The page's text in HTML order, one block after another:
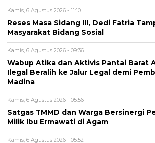
Kamis, 6 Agustus 2026 - 11:10
Reses Masa Sidang III, Dedi Fatria
Masyarakat Bidang Sosial
Kamis, 6 Agustus 2026 - 09:36
Wabup Atika dan Aktivis Pantai Barat
Ilegal Beralih ke Jalur Legal demi
Madina
Kamis, 6 Agustus 2026 - 05:56
Satgas TMMD dan Warga Bersinergi
Milik Ibu Ermawati di Agam
Kamis, 6 Agustus 2026 - 05:52